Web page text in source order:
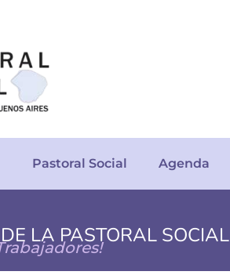
Pastoral Social Agenda
DE LA PASTORAL SOCIAL